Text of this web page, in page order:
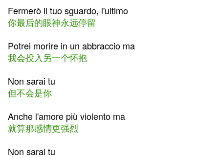
Fermerò il tuo sguardo, l'ultimo
你最后的眼神永远停留
Potrei morire in un abbraccio ma
我会投入另一个怀抱
Non sarai tu
但不会是你
Anche l'amore più violento ma
就算那感情更强烈
Non sarai tu